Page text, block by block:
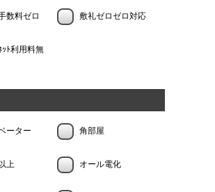
数料ゼロ 敷礼ゼロゼロ対応
ｯﾄ利用料無
ーター 角部屋
上 オール電化